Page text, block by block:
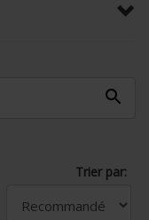
Trier par: